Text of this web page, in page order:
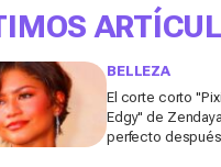
BELLEZA
El corte corto
Edgy" de
perfecto después